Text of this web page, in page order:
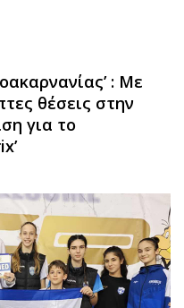
: Με
θέσεις στην
για το